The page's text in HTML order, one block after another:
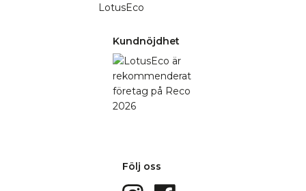
Kundnöjdhet
Följ oss